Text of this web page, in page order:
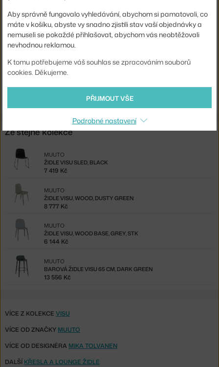
Sedák:
dřevo
Podnož:
dřevo
Kód produktu
MUU-VILOUWON02021
EAN
5713294824850
Shopping from the EU? Switch to
Visu Lounge Chair, oak
Ze stejné kolekce
ŽIDLE VISU SLED, BLACK
MUUTO
7 419 Kč
ŽIDLE VISU, WOOD, DUSTY GREEN
MUUTO
8 777 Kč
ŽIDLE VISU, WOOD BASE, GREY, STK
MUUTO
6 144 Kč
BAROVÁ ŽIDLE VISU 65 CM, DARK GREEN
MUUTO
13 556 Kč
VÍCE Z KOLEKCE VISU
VÍCE OD ZNAČKY MUUTO
VÍCE OD DESIGNÉRA MIKA TOLVANEN
DALŠÍ KŘESLA A LOUNGE ŽIDLE
Aby správně fungovalo vyhledávání, abychom si pamatovali, co
máte v košíku, abyste vy snadno zjistili stav vaší objednávky a
nemuseli se pokaždé přihlašovat, abychom vás neobtěžovali
nevhodnou reklamou.
K tomu potřebujeme váš souhlas se zpracováním souborů
cookies. Děkujeme.
PŘIJMOUT VŠE
Podrobné nastavení